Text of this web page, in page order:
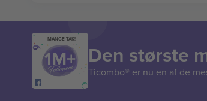
MANGE TAK!
Den største
Ticombo® er nu en af de